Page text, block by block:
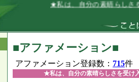
★私は、自分の素晴らしさを受け入れ
■アファメーション■
アファメーション登録数： 715件
★私は、自分の素晴らしさを受け